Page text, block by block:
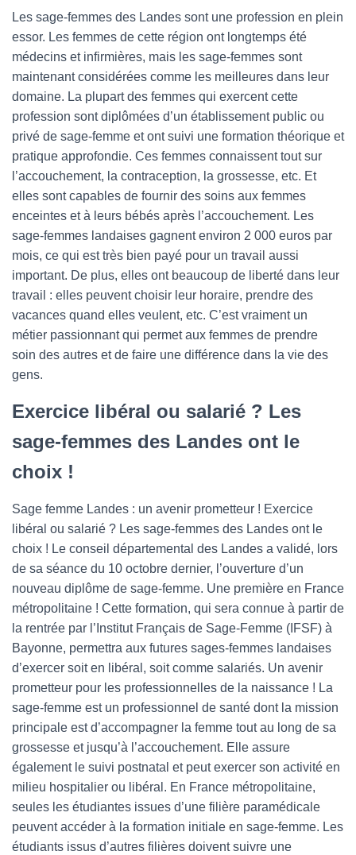
Les sage-femmes des Landes sont une profession en plein
essor. Les femmes de cette région ont longtemps été
médecins et infirmières, mais les sage-femmes sont
maintenant considérées comme les meilleures dans leur
domaine. La plupart des femmes qui exercent cette
profession sont diplômées d’un établissement public ou
privé de sage-femme et ont suivi une formation théorique et
pratique approfondie. Ces femmes connaissent tout sur
l’accouchement, la contraception, la grossesse, etc. Et
elles sont capables de fournir des soins aux femmes
enceintes et à leurs bébés après l’accouchement. Les
sage-femmes landaises gagnent environ 2 000 euros par
mois, ce qui est très bien payé pour un travail aussi
important. De plus, elles ont beaucoup de liberté dans leur
travail : elles peuvent choisir leur horaire, prendre des
vacances quand elles veulent, etc. C’est vraiment un
métier passionnant qui permet aux femmes de prendre
soin des autres et de faire une différence dans la vie des
gens.
Exercice libéral ou salarié ? Les
sage-femmes des Landes ont le
choix !
Sage femme Landes : un avenir prometteur ! Exercice
libéral ou salarié ? Les sage-femmes des Landes ont le
choix ! Le conseil départemental des Landes a validé, lors
de sa séance du 10 octobre dernier, l’ouverture d’un
nouveau diplôme de sage-femme. Une première en France
métropolitaine ! Cette formation, qui sera connue à partir de
la rentrée par l’Institut Français de Sage-Femme (IFSF) à
Bayonne, permettra aux futures sages-femmes landaises
d’exercer soit en libéral, soit comme salariés. Un avenir
prometteur pour les professionnelles de la naissance ! La
sage-femme est un professionnel de santé dont la mission
principale est d’accompagner la femme tout au long de sa
grossesse et jusqu’à l’accouchement. Elle assure
également le suivi postnatal et peut exercer son activité en
milieu hospitalier ou libéral. En France métropolitaine,
seules les étudiantes issues d’une filière paramédicale
peuvent accéder à la formation initiale en sage-femme. Les
étudiants issus d’autres filières doivent suivre une